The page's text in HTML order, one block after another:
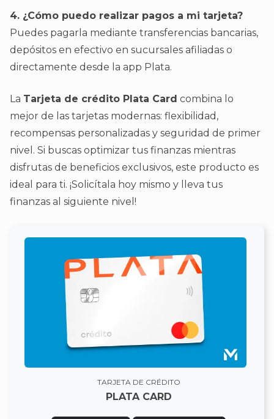
4. ¿Cómo puedo realizar pagos a mi tarjeta?
Puedes pagarla mediante transferencias bancarias,
depósitos en efectivo en sucursales afiliadas o
directamente desde la app Plata.
La Tarjeta de crédito Plata Card combina lo
mejor de las tarjetas modernas: flexibilidad,
recompensas personalizadas y seguridad de primer
nivel. Si buscas optimizar tus finanzas mientras
disfrutas de beneficios exclusivos, este producto es
ideal para ti. ¡Solicítala hoy mismo y lleva tus
finanzas al siguiente nivel!
TARJETA DE CRÉDITO
PLATA CARD